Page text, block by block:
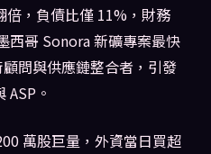
倍，負債比僅 11%，財務
西哥 Sonora 新礦專案最快
問與供應鏈整合者，引發
ASP。
萬股巨量，外資當日買超